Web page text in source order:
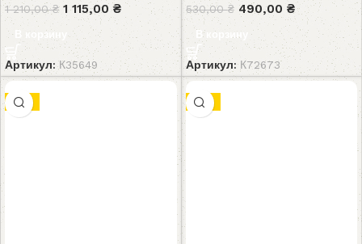
1 210,00₴ 1 115,00₴
В корзину
Артикул:К35649
530,00₴ 490,00 ₴
В корзину
Артикул:К72673
-8% -8%